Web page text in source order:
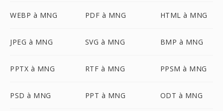
WEBP à MNG PDF à MNG HTML à MNG
JPEG à MNG SVG à MNG BMP à MNG
PPTX à MNG RTF à MNG PPSM à MNG
PSD à MNG PPT à MNG ODT à MNG